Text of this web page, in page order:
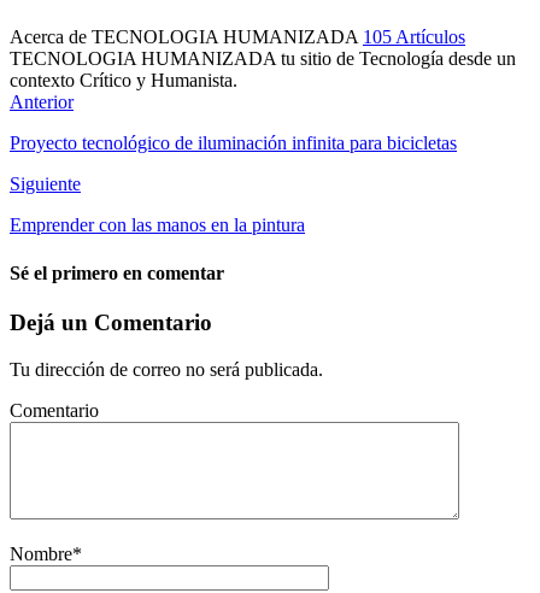
Acerca de TECNOLOGIA HUMANIZADA 105 Artículos
TECNOLOGIA HUMANIZADA tu sitio de Tecnología desde un
contexto Crítico y Humanista.
Sitio
Facebook
Instagram
Twitter
LinkedIn
Anterior
Proyecto tecnológico de iluminación infinita para bicicletas
Siguiente
Emprender con las manos en la pintura
Sé el primero en comentar
Dejá un Comentario
Tu dirección de correo no será publicada.
Comentario
Nombre*